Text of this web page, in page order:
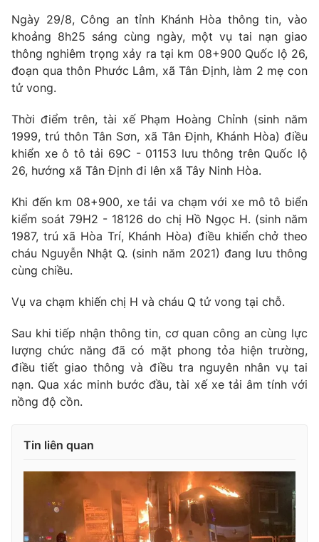
Giải sao mai
Làm đẹp
Chất lượng cuộc sống
Tuyển sinh
Học trực tuyến
Công nghệ
Hitech Công nghệ tương lai
Thị trường
Tư vấn
Giao lưu trực tuyến
Lịch phát sóng
Chuyên mục khác
Emagazine Podcast
Photo Infographic
VTV Money VTV Thể thao
VTV Sức khoẻ Bất động sản
Thị trường 24h
VTV4
VTV8
Liên hệ tòa soạn English
Ngày 29/8, Công an tỉnh Khánh Hòa thông tin, vào
khoảng 8h25 sáng cùng ngày, một vụ tai nạn giao
thông nghiêm trọng xảy ra tại km 08+900 Quốc lộ 26,
đoạn qua thôn Phước Lâm, xã Tân Định, làm 2 mẹ con
tử vong.
Thời điểm trên, tài xế Phạm Hoàng Chỉnh (sinh năm
1999, trú thôn Tân Sơn, xã Tân Định, Khánh Hòa) điều
khiển xe ô tô tải 69C - 01153 lưu thông trên Quốc lộ
26, hướng xã Tân Định đi lên xã Tây Ninh Hòa.
Khi đến km 08+900, xe tải va chạm với xe mô tô biển
kiểm soát 79H2 - 18126 do chị Hồ Ngọc H. (sinh năm
1987, trú xã Hòa Trí, Khánh Hòa) điều khiển chở theo
cháu Nguyễn Nhật Q. (sinh năm 2021) đang lưu thông
cùng chiều.
Vụ va chạm khiến chị H và cháu Q tử vong tại chỗ.
Sau khi tiếp nhận thông tin, cơ quan công an cùng lực
lượng chức năng đã có mặt phong tỏa hiện trường,
điều tiết giao thông và điều tra nguyên nhân vụ tai
nạn. Qua xác minh bước đầu, tài xế xe tải âm tính với
nồng độ cồn.
Tin liên quan